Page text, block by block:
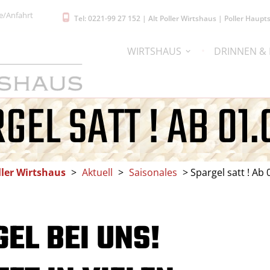
Anfahrt Tel: 0221-99 27 152 | Alt Poller Wirtshaus | Poller
WIRTSHAUS DRINNEN &
SATT ! AB
Wirtshaus > Aktuell > Saisonales >Spargel satt ! Ab
BEI UNS!